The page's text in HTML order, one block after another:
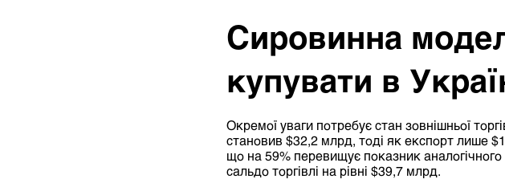
Сировинна
купувати в
Окремої уваги потребує стан зовнішньої
становив $32,2 млрд, тоді як експорт лише
що на 59% перевищує показник
сальдо торгівлі на рівні $39,7 млрд.